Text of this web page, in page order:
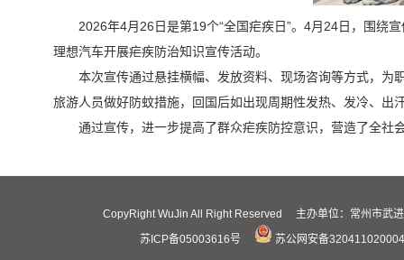
2026年4月26日是第19个“全国疟疾日”。4月24日，围绕
理想汽车开展疟疾防治知识宣传活动。
本次宣传通过悬挂横幅、发放资料、现场咨询等方式，为
旅游人员做好防蚊措施，回国后如出现周期性发热、发冷、
通过宣传，进一步提高了群众疟疾防控意识，营造了全社
CopyRight WuJin All Right Reserved 主办单位：常州市
苏ICP备05003616号
苏公网安备